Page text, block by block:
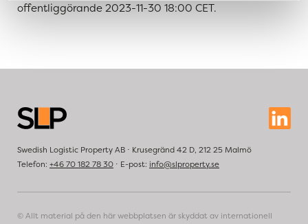
offentliggörande 2023-11-30 18:00 CET.
Swedish Logistic Property AB ⋅ Krusegränd 42 D, 212 25 Malmö
Telefon: +46 70 182 78 30 ⋅ E-post: info@slproperty.se
© Allt material på den här webbplatsen är skyddat av internationell